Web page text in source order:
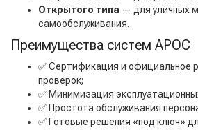
Открытого типа — для уличных
самообслуживания.
Преимущества систем АРОС
✅ Сертификация и официальное
проверок;
✅ Минимизация
✅ Простота обслуживания
✅ Готовые решения «под ключ»